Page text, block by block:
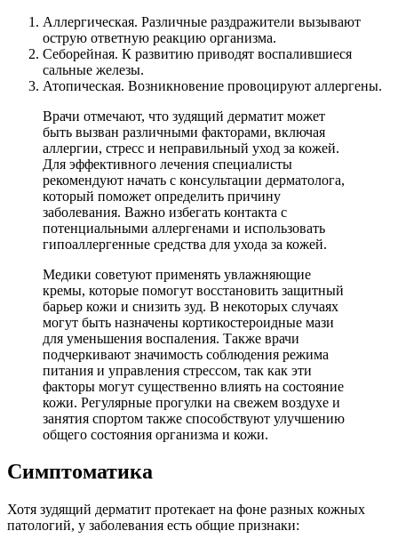
Аллергическая. Различные раздражители вызывают
острую ответную реакцию организма.
Себорейная. К развитию приводят воспалившиеся
сальные железы.
Атопическая. Возникновение провоцируют аллергены.
Врачи отмечают, что зудящий дерматит может
быть вызван различными факторами, включая
аллергии, стресс и неправильный уход за кожей.
Для эффективного лечения специалисты
рекомендуют начать с консультации дерматолога,
который поможет определить причину
заболевания. Важно избегать контакта с
потенциальными аллергенами и использовать
гипоаллергенные средства для ухода за кожей.
Медики советуют применять увлажняющие
кремы, которые помогут восстановить защитный
барьер кожи и снизить зуд. В некоторых случаях
могут быть назначены кортикостероидные мази
для уменьшения воспаления. Также врачи
подчеркивают значимость соблюдения режима
питания и управления стрессом, так как эти
факторы могут существенно влиять на состояние
кожи. Регулярные прогулки на свежем воздухе и
занятия спортом также способствуют улучшению
общего состояния организма и кожи.
Симптоматика
Хотя зудящий дерматит протекает на фоне разных кожных
патологий, у заболевания есть общие признаки: